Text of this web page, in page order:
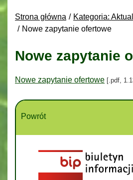
Strona główna
Kategoria:
Nowe zapytanie ofertowe
Nowe zapytanie
Nowe zapytanie ofertowe [.pdf,
Powrót